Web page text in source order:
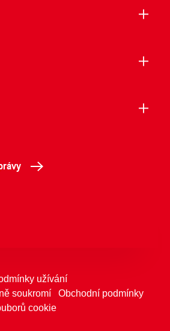
užívání
soukromí
Obchodní podmínky
cookie